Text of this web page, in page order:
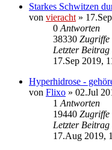
Starkes Schwitzen
von vieracht »
0 Antworten
38330 Zugriffe
Letzter Beitrag
17.Sep 2019,
Hyperhidrose -
von Flixo » 02.Jul
1 Antworten
19440 Zugriffe
Letzter Beitrag
17.Aug 2019,